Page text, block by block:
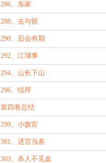
286、东家
288、去与留
290、后会有期
292、江湖事
294、山长下山
296、结拜
第四卷总结
299、小旗官
301、进宫当差
303、杀人不见血